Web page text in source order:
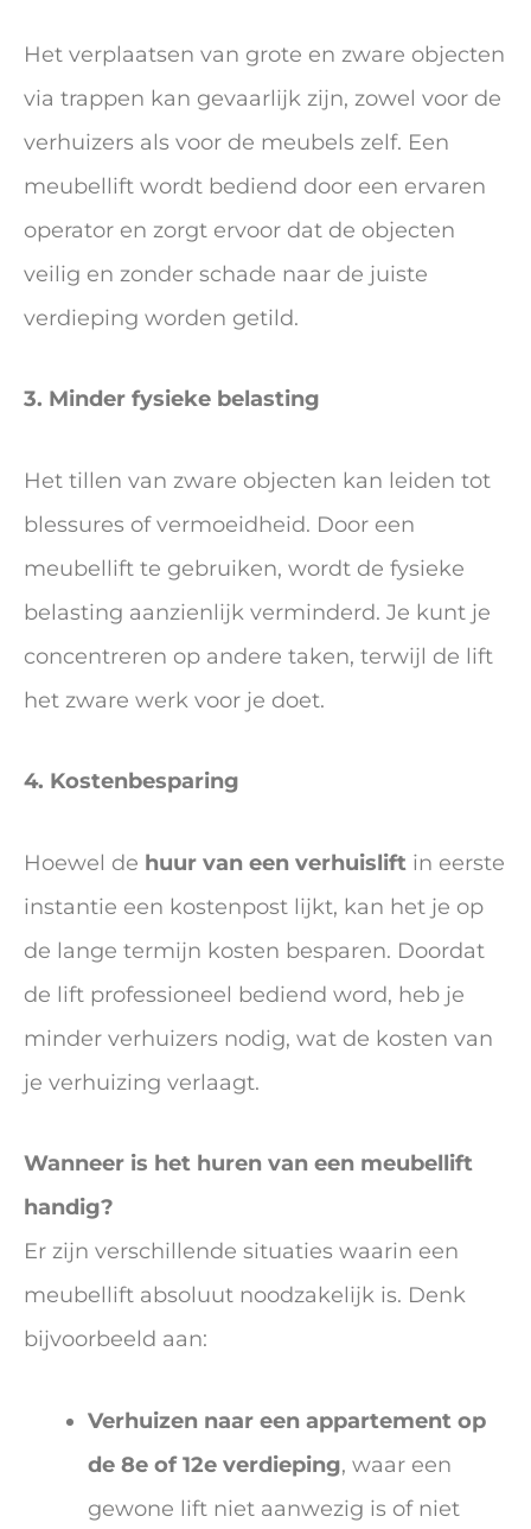
Het verplaatsen van grote en zware objecten
via trappen kan gevaarlijk zijn, zowel voor de
verhuizers als voor de meubels zelf. Een
meubellift wordt bediend door een ervaren
operator en zorgt ervoor dat de objecten
veilig en zonder schade naar de juiste
verdieping worden getild.
3. Minder fysieke belasting
Het tillen van zware objecten kan leiden tot
blessures of vermoeidheid. Door een
meubellift te gebruiken, wordt de fysieke
belasting aanzienlijk verminderd. Je kunt je
concentreren op andere taken, terwijl de lift
het zware werk voor je doet.
4. Kostenbesparing
Hoewel de huur van een verhuislift in eerste
instantie een kostenpost lijkt, kan het je op
de lange termijn kosten besparen. Doordat
de lift professioneel bediend word, heb je
minder verhuizers nodig, wat de kosten van
je verhuizing verlaagt.
Wanneer is het huren van een meubellift
handig?
Er zijn verschillende situaties waarin een
meubellift absoluut noodzakelijk is. Denk
bijvoorbeeld aan:
Verhuizen naar een appartement op
de 8e of 12e verdieping, waar een
gewone lift niet aanwezig is of niet